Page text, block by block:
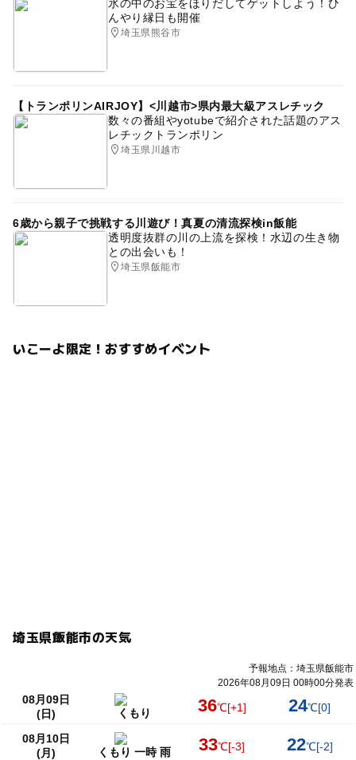
氷の中のお宝をほりだしてゲットしよう！ひ
んやり縁日も開催
埼玉県熊谷市
【トランポリンAIRJOY】<川越市>県内最大級アスレチック
数々の番組やyotubeで紹介された話題のアス
レチックトランポリン
埼玉県川越市
6歳から親子で挑戦する川遊び！真夏の清流探検in飯能
透明度抜群の川の上流を探検！水辺の生き物
との出会いも！
埼玉県飯能市
いこーよ限定！おすすめイベント
埼玉県飯能市の天気
予報地点：埼玉県飯能市
2026年08月09日 00時00分発表
08月09日
(日)
くもり 36℃[+1] 24℃[0]
08月10日
(月)
くもり 一時 雨 33℃[-3] 22℃[-2]